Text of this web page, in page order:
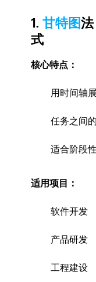
1. 甘特图
式
核心特点：
用时间轴
任务之间
适合阶段
适用项目：
软件开发
产品研发
工程建设